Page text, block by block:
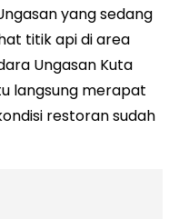
yang sedang
titik api di area
Ungasan Kuta
langsung merapat
restoran sudah